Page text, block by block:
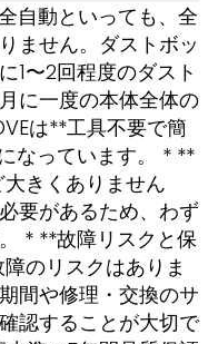
自動といっても、全
ません。ダストボッ
1〜2回程度のダスト
に一度の本体全体の
は**工具不要で簡
なっています。 * **
きくありません
要があるため、わず
* **故障リスクと保
のリスクはありま
間や修理・交換のサ
認することが大切で